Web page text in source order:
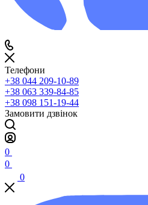
Телефони
+38 044 209-10-89
+38 063 339-84-85
+38 098 151-19-44
Замовити дзвінок
0
0
0